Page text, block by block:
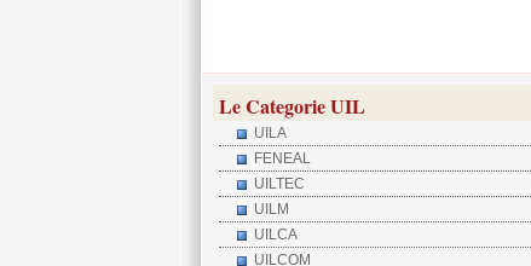
Le Categorie UIL
UILA
FENEAL
UILTEC
UILM
UILCA
UILCOM